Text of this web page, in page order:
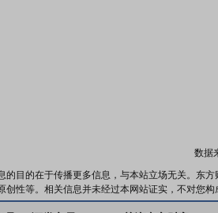
数据
的目的在于传播更多信息，与本站立场无关。东
创性等。相关信息并未经过本网站证实，不对您